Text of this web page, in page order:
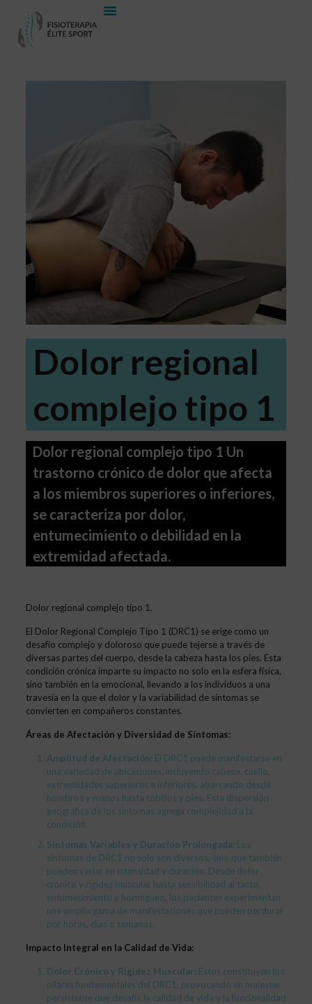
Dolor regional
complejo tipo 1
Dolor regional complejo tipo 1 Un
trastorno crónico de dolor que afecta
a los miembros superiores o inferiores,
se caracteriza por dolor,
entumecimiento o debilidad en la
extremidad afectada.
Dolor regional complejo tipo 1.
El Dolor Regional Complejo Tipo 1 (DRC1) se erige como un
desafío complejo y doloroso que puede tejerse a través de
diversas partes del cuerpo, desde la cabeza hasta los pies. Esta
condición crónica imparte su impacto no solo en la esfera física,
sino también en la emocional, llevando a los individuos a una
travesía en la que el dolor y la variabilidad de síntomas se
convierten en compañeros constantes.
Áreas de Afectación y Diversidad de Síntomas:
Amplitud de Afectación: El DRC1 puede manifestarse en
una variedad de ubicaciones, incluyendo cabeza, cuello,
extremidades superiores e inferiores, abarcando desde
hombros y manos hasta tobillos y pies. Esta dispersión
geográfica de los síntomas agrega complejidad a la
condición.
Síntomas Variables y Duración Prolongada: Los
síntomas de DRC1 no solo son diversos, sino que también
pueden variar en intensidad y duración. Desde dolor
crónico y rigidez muscular hasta sensibilidad al tacto,
entumecimiento y hormigueo, los pacientes experimentan
una amplia gama de manifestaciones que pueden perdurar
por horas, días o semanas.
Impacto Integral en la Calidad de Vida:
Dolor Crónico y Rigidez Muscular: Estos constituyen los
pilares fundamentales del DRC1, provocando un malestar
persistente que desafía la calidad de vida y la funcionalidad